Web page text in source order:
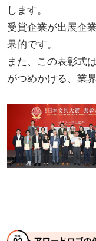
します。
受賞企業が出展企
果的です。
また、この表彰式
がつめかける、業